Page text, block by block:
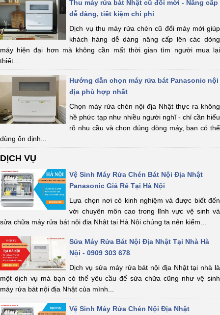
Thu máy rửa bát Nhật cũ đổi mới - Nâng cấp
dễ dàng, tiết kiệm chi phí
Dịch vụ thu máy rửa chén cũ đổi máy mới giúp
khách hàng dễ dàng nâng cấp lên các dòng
máy hiện đại hơn mà không cần mất thời gian tìm người mua lại
thiết...
Hướng dẫn chọn máy rửa bát Panasonic nội
địa phù hợp nhất
Chọn máy rửa chén nội địa Nhật thực ra không
hề phức tạp như nhiều người nghĩ - chỉ cần hiểu
rõ nhu cầu và chọn đúng dòng máy, bạn có thể
dùng ổn định...
DỊCH VỤ
Vệ Sinh Máy Rửa Chén Bát Nội Địa Nhật
Panasonic Giá Rẻ Tại Hà Nội
Lựa chọn nơi có kinh nghiệm và được biết đến
với chuyên môn cao trong lĩnh vực vệ sinh và
sửa chữa máy rửa bát nội địa Nhật tại Hà Nội chúng ta nên kiểm...
Sửa Máy Rửa Bát Nội Địa Nhật Tại Nhà Hà
Nội - 0909 303 678
Dịch vụ sửa máy rửa bát nội địa Nhật tại nhà là
một dịch vụ mà bạn có thể yêu cầu để sửa chữa cũng như vệ sinh
máy rửa bát nội địa Nhật của mình...
Vệ Sinh Máy Rửa Chén Nội Địa Nhật